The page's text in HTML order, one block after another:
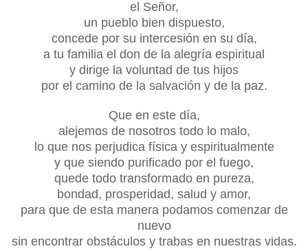
el Señor,
un pueblo bien dispuesto,
concede por su intercesión en su día,
a tu familia el don de la alegría espiritual
y dirige la voluntad de tus hijos
por el camino de la salvación y de la paz.
Que en este día,
alejemos de nosotros todo lo malo,
lo que nos perjudica física y espiritualmente
y que siendo purificado por el fuego,
quede todo transformado en pureza,
bondad, prosperidad, salud y amor,
para que de esta manera podamos comenzar de
nuevo
sin encontrar obstáculos y trabas en nuestras vidas.